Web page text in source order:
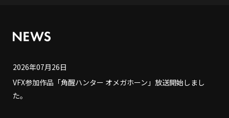
2026年07月26日
VFX参加作品「角醒ハンター オメガホーン」放送開始しまし
た。